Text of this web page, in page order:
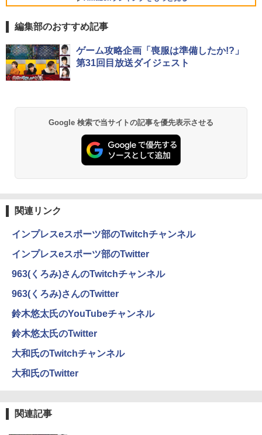
5
【全商品10%OFF+P5倍】HP 250 G7 第
GB 16GB SSD 256GB 512GB 15型 テン
キー WEBカメラ DVDマルチ HDMI USB
3.1WPS Office 2 中古ノートPC 中古パ
64bit 難有 【中古】【20260325】
￥24,000
smart 最強配送 HG-215
￥3,480
by Amazon 天然水 ラベルレス 500ml ×24本
富士山の天然水 バナジウム含有 水 ミネラル
ウォーター ペットボトル 静岡県産 500ミリリ
ET ラベルレス ×8本
by Amazon 炭酸水 ラベルレス 500ml ×24本
art Basic)
￥1,625
コカ・コーラ やかんの麦茶 from 爽健美茶 ラ
薬屋のひとりごと 17巻 (デジタル版ビッグガ
ンガンコミックス)
異世界居酒屋「のぶ」(22) (角川コミックス・
￥832
コミックスDIGITAL)
￥572
版ビッグガンガンコミックス)
編集部のおすすめ記事
ゲーム攻略企画「喪服は準備したか!?」
第31回目放送ダイジェスト
Google 検索で当サイトの記事を優先表示させる
関連リンク
インプレスeスポーツ部のTwitchチャンネル
インプレスeスポーツ部のTwitter
963(くろみ)さんのTwitchチャンネル
963(くろみ)さんのTwitter
鈴木悠太氏のYouTubeチャンネル
鈴木悠太氏のTwitter
大和氏のTwitchチャンネル
大和氏のTwitter
関連記事